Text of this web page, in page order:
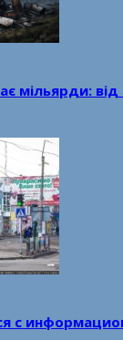
мільярди: від
с